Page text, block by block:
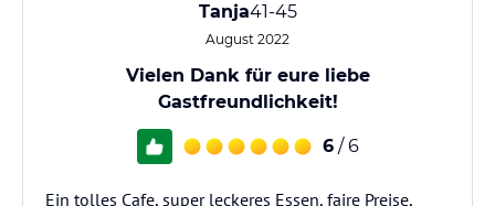
Tanja41-45
August 2022
Vielen Dank für eure liebe
Gastfreundlichkeit!
6 / 6
Ein tolles Cafe, super leckeres Essen, faire Preise,